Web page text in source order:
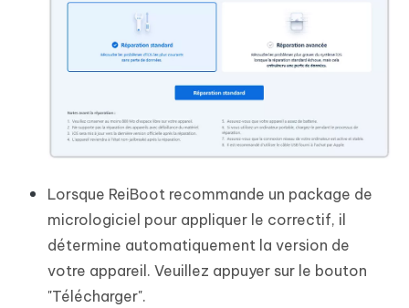
Lorsque ReiBoot recommande un package de
micrologiciel pour appliquer le correctif, il
détermine automatiquement la version de
votre appareil. Veuillez appuyer sur le bouton
"Télécharger".